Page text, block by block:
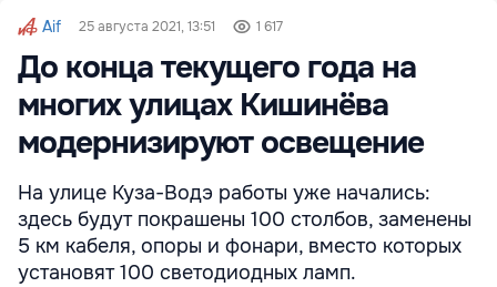
Aif 25 августа 2021, 13:51 1 617
До конца текущего года на
многих улицах Кишинёва
модернизируют освещение
На улице Куза-Водэ работы уже начались:
здесь будут покрашены 100 столбов, заменены
5 км кабеля, опоры и фонари, вместо которых
установят 100 светодиодных ламп.